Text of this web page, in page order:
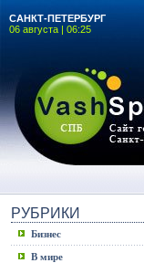
САНКТ-ПЕТЕРБУРГ
06 августа | 06:25
РУБРИКИ
Бизнес
В мире